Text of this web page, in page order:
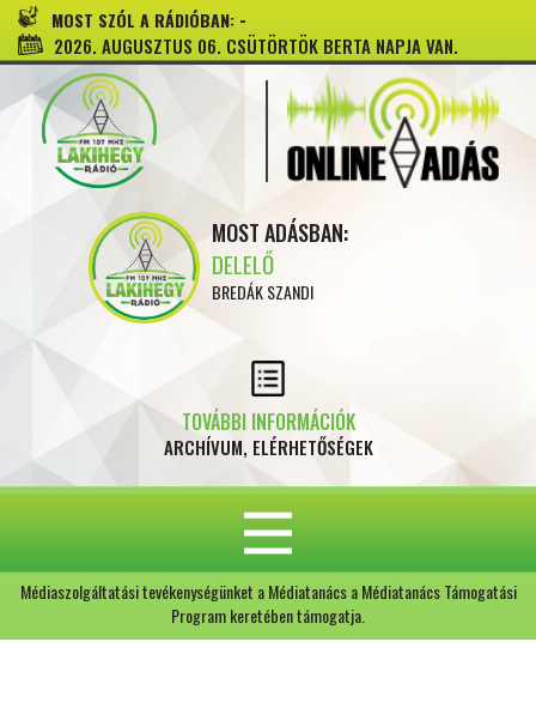
MOST SZÓL A RÁDIÓBAN: -
2026. AUGUSZTUS 06. CSÜTÖRTÖK BERTA NAPJA VAN.
MOST ADÁSBAN:
DELELŐ
BREDÁK SZANDI
TOVÁBBI INFORMÁCIÓK
ARCHÍVUM, ELÉRHETŐSÉGEK
Médiaszolgáltatási tevékenységünket a Médiatanács a Médiatanács Támogatási
Program keretében támogatja.